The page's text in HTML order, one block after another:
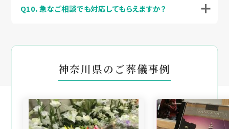
Q10．急なご相談でも対応してもらえますか？
神奈川県のご葬儀事例